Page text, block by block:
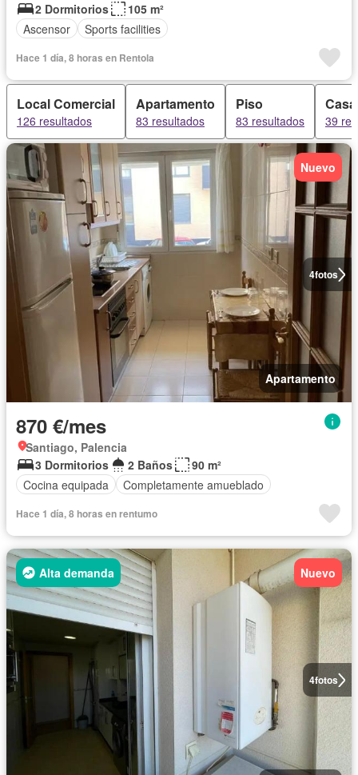
2 Dormitorios
105 m²
Ascensor
Sports facilities
Hace 1 día, 8 horas en Rentola
Local Comercial
126 resultados
Apartamento
83 resultados
Piso
83 resultados
Casa
39
4fotos
Nuevo
Apartamento
870 €/mes
Santiago, Palencia
3 Dormitorios
2 Baños
90 m²
Cocina equipada
Completamente amueblado
Hace 1 día, 8 horas en rentumo
4fotos
Alta demanda Nuevo